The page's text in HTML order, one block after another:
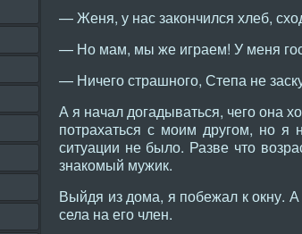
— Женя, у нас закончился хлеб,
— Но мам, мы же играем! У меня
— Ничего страшного, Степа не
А я начал догадываться, чего она
потрахаться с моим другом, но я
ситуации не было. Разве что
знакомый мужик.
Выйдя из дома, я побежал к окну.
села на его член.